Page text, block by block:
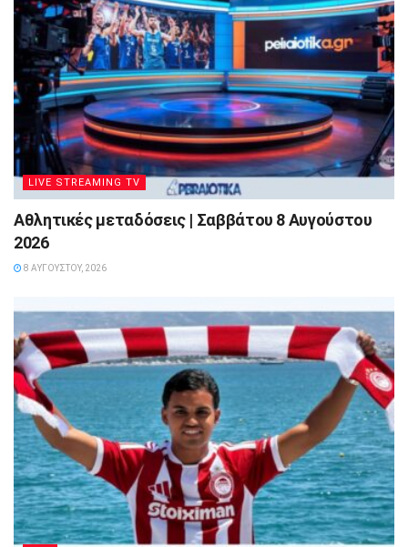
LIVE STREAMING TV
Αθλητικές μεταδόσεις | Σαββάτου 8 Αυγούστου
2026
8 ΑΥΓΟΎΣΤΟΥ, 2026